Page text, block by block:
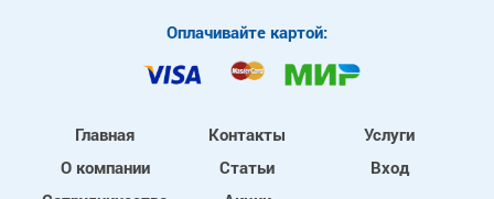
Оплачивайте картой:
Главная
О компании
Контакты
Статьи
Услуги
Вход